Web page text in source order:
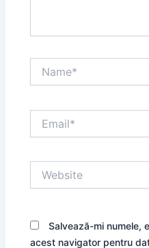
Salvează-mi numele,
acest navigator pentru